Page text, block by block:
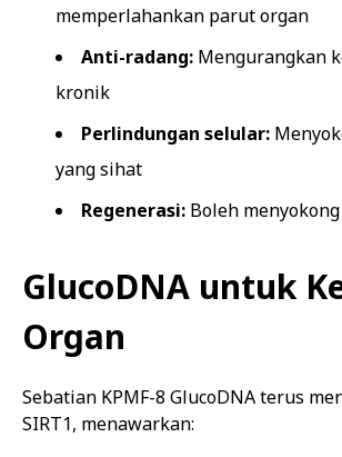
memperlahankan parut organ
Anti-radang: Mengurangkan
kronik
Perlindungan selular:
yang sihat
Regenerasi: Boleh
GlucoDNA untuk
Organ
Sebatian KPMF-8 GlucoDNA terus
SIRT1, menawarkan: